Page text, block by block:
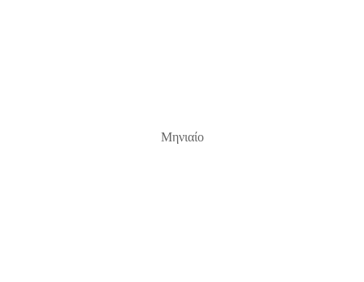
Μηνιαίο